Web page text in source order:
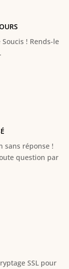
! Rends-le
réponse !
question par
SSL pour